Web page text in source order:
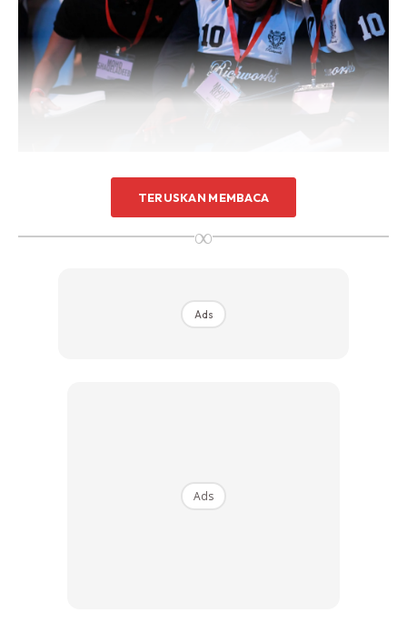
anda tidak keseorangan. Kami terima banyak mesej
daripada usahawan mahupun mereka bekerja yang
TERUSKAN MEMBACA
∞
Ads
Ads